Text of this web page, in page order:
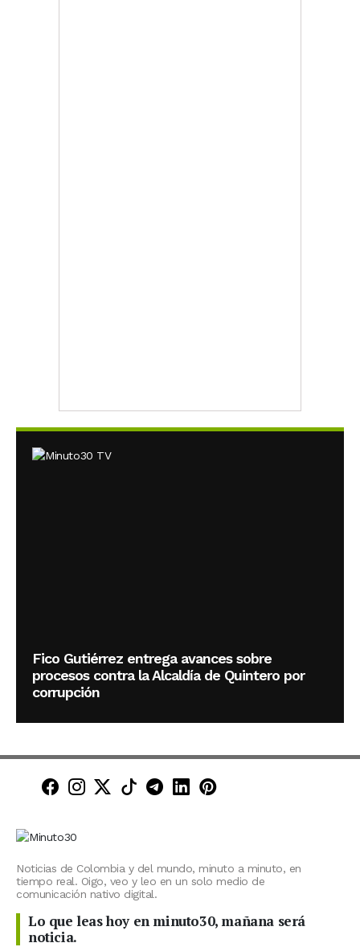
Fico Gutiérrez entrega avances sobre
procesos contra la Alcaldía de Quintero por
corrupción
Minuto30 en Facebook
Minuto30 en Instagram
Minuto30 en X (Twitter)
Minuto30 en TikTok
Canal de Minuto30 en
Minuto30 en LinkedIn
Minuto30 en
Noticias de Colombia y del mundo, minuto a minuto, en
tiempo real. Oigo, veo y leo en un solo medio de
comunicación nativo digital.
Lo que leas hoy en minuto30, mañana será
noticia.